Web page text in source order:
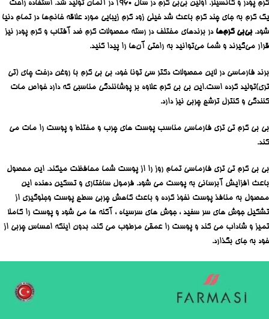
کرم پودر و کانسیلر. اولین بی‌بی کرم در سال ۱۹۶۰ در آلمان تولید شد. استفاده راحت
یک کرم به جای چند کرم باعث شد خیلی زود کرم زیبایی مورد علاقه خانم‌ها در تمام دنیا
شود. بی‌بی کرم‌ها در برندهای مختلف در رسته محصولات کرم ضد آفتاب و کرم پودر نیز
قرار می‌گیرند و شما می‌توانید به راحتی آن‌ها را پیدا کنید.
برند فارماسی در لاین محصولات دکتر سی تونا خود، بی بی کرم با روغن درخت چای (تی
تری)تولید کرده است.این بی بی کرم علاوه بر پوشانندگی مناسبی که دارد خواص مات
کنندگی و کنترل ترشح چربی نیز دارد.
بی بی کرم تی تری فارماسی مناسب پوست های چرب و مختلط و پوست را مات می
کند.
بی بی کرم تی تری فارماسی تمام روز را از پوست شما محافظت میکند. این محصول
باعث افزایش آبرسانی به پوست می شود. فرمول ساختاری و تسکین دهنده این
محصول به منافذ پوست نفوذ کرده و باعث کاهش چربی سطح پوست وجلوگیری از
تشکیل جوش های سر سفید ، جوش های سرسیاه ، آکنه ها می شود و پوست را کاملا
تمیز و شاداب می کند و پوست را عمقی مرطوب می کند، بدون اینکه احساس چربی از
خود به جای بگذارد.